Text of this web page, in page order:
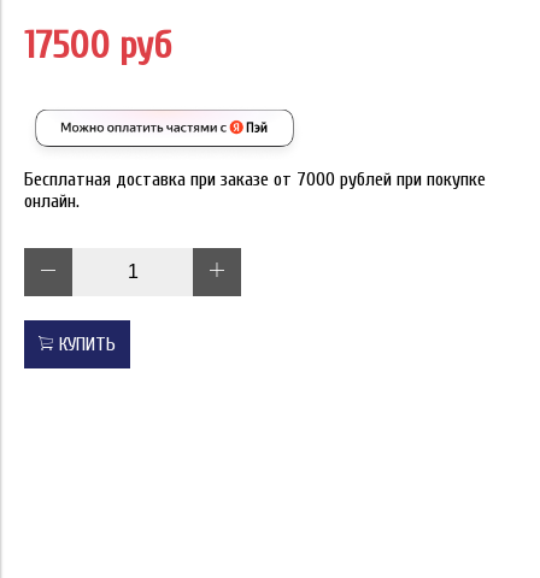
17500 руб
Бесплатная доставка при заказе от 7000 рублей при покупке
онлайн.
КУПИТЬ